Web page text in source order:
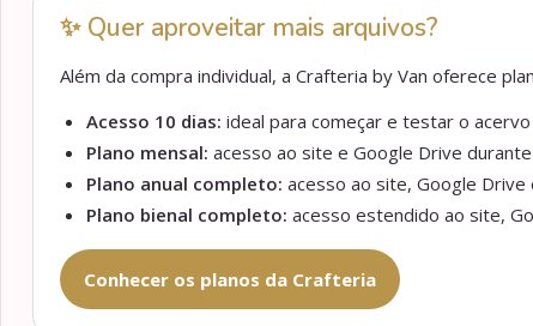
✨ Quer aproveitar mais arquivos?
Além da compra individual, a Crafteria by Van oferece
Acesso 10 dias: ideal para começar e testar o
Plano mensal: acesso ao site e Google Drive
Plano anual completo: acesso ao site, Google Drive
Plano bienal completo: acesso estendido ao site,
Conhecer os planos da Crafteria